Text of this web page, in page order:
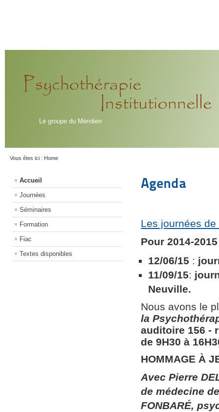
Le groupe du Méridien
Vous êtes ici : Home
Accueil
Journées
Séminaires
Formation
Fiac
Textes disponibles
Agenda
Les journées
Pour 2014-
12/06/15 :
11/09/15:
Neuville.
Nous avons le
la
auditoire 156​ ​-
de 9H30 à
HOMMAGE À
Avec Pierre
de médecine
FONBARÉ,